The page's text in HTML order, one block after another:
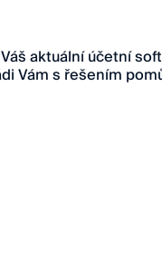
aktuální účetní
Vám s řešením